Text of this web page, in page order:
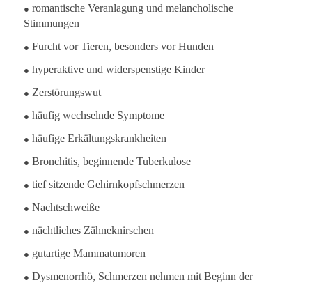
● romantische Veranlagung und melancholische
Stimmungen
● Furcht vor Tieren, besonders vor Hunden
● hyperaktive und widerspenstige Kinder
● Zerstörungswut
● häufig wechselnde Symptome
● häufige Erkältungskrankheiten
● Bronchitis, beginnende Tuberkulose
● tief sitzende Gehirnkopfschmerzen
● Nachtschweiße
● nächtliches Zähneknirschen
● gutartige Mammatumoren
● Dysmenorrhö, Schmerzen nehmen mit Beginn der